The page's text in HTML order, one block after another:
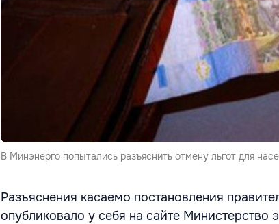
В Минэнерго попытались разъяснить отмену льгот для
Разъяснения касаемо постановления
опубликовало у себя на сайте Министерство